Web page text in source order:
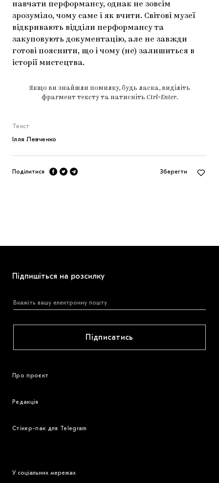
навчати перформансу, однак не зовсім
зрозуміло, чому саме і як вчити. Світові музеї
відкривають відділи перформансу та
закуповують документацію, але не завжди
готові пояснити, що і чому (не) залишиться в
історії мистецтва.
Якщо ви знайшли помилку, будь ласка, виділіть
фрагмент тексту та натисніть Ctrl+Enter.
Текст
Ілля Левченко
Поділитися Зберегти
Підпишіться на розсилку
Підписатись
Про проєкт
Редакція
Стікер-пак для Telegram
У соціальних мережах